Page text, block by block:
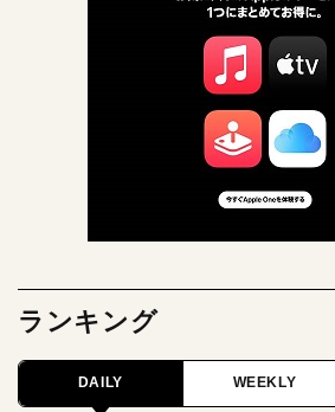
ランキング
DAILY WEEKLY